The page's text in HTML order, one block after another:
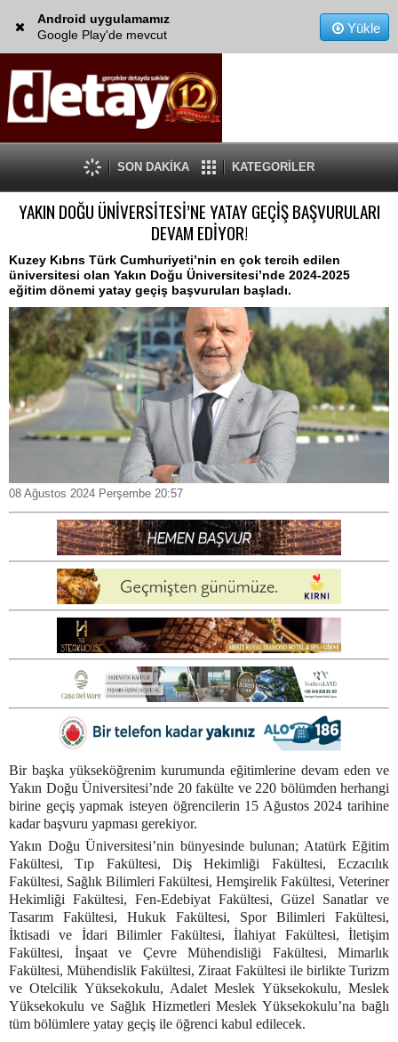
Android uygulamamız
Google Play'de mevcut
Yükle
SON DAKİKA KATEGORİLER
YAKIN DOĞU ÜNİVERSİTESİ’NE YATAY GEÇİŞ BAŞVURULARI
DEVAM EDİYOR!
Kuzey Kıbrıs Türk Cumhuriyeti’nin en çok tercih edilen
üniversitesi olan Yakın Doğu Üniversitesi’nde 2024-2025
eğitim dönemi yatay geçiş başvuruları başladı.
08 Ağustos 2024 Perşembe 20:57
Bir başka yükseköğrenim kurumunda eğitimlerine devam eden ve
Yakın Doğu Üniversitesi’nde 20 fakülte ve 220 bölümden herhangi
birine geçiş yapmak isteyen öğrencilerin 15 Ağustos 2024 tarihine
kadar başvuru yapması gerekiyor.
Yakın Doğu Üniversitesi’nin bünyesinde bulunan; Atatürk Eğitim
Fakültesi, Tıp Fakültesi, Diş Hekimliği Fakültesi, Eczacılık
Fakültesi, Sağlık Bilimleri Fakültesi, Hemşirelik Fakültesi, Veteriner
Hekimliği Fakültesi, Fen-Edebiyat Fakültesi, Güzel Sanatlar ve
Tasarım Fakültesi, Hukuk Fakültesi, Spor Bilimleri Fakültesi,
İktisadi ve İdari Bilimler Fakültesi, İlahiyat Fakültesi, İletişim
Fakültesi, İnşaat ve Çevre Mühendisliği Fakültesi, Mimarlık
Fakültesi, Mühendislik Fakültesi, Ziraat Fakültesi ile birlikte Turizm
ve Otelcilik Yüksekokulu, Adalet Meslek Yüksekokulu, Meslek
Yüksekokulu ve Sağlık Hizmetleri Meslek Yüksekokulu’na bağlı
tüm bölümlere yatay geçiş ile öğrenci kabul edilecek.